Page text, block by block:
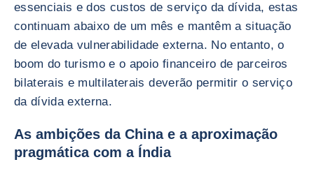
essenciais e dos custos de serviço da dívida, estas
continuam abaixo de um mês e mantêm a situação
de elevada vulnerabilidade externa. No entanto, o
boom do turismo e o apoio financeiro de parceiros
bilaterais e multilaterais deverão permitir o serviço
da dívida externa.
As ambições da China e a aproximação
pragmática com a Índia